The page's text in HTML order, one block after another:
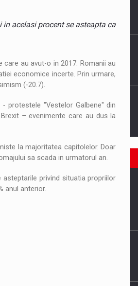
extinsa de variante atragatoare
acelasi procent se asteapta ca
au avut-o in 2017. Romanii au
economice incerte. Prin urmare,
(-20.7).
protestele "Vestelor Galbene" din
– evenimente care au dus la
la majoritatea capitolelor. Doar
sa scada in urmatorul an.
privind situatia propriilor
anul anterior.